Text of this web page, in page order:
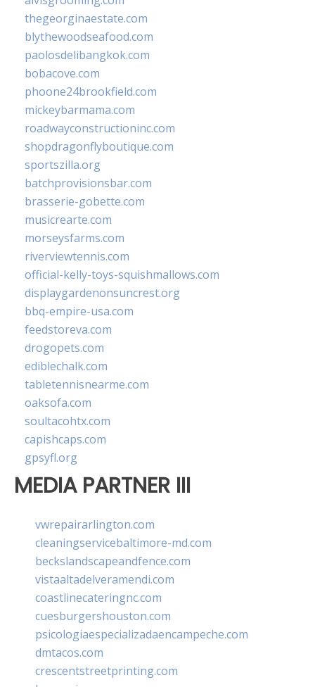
thegeorginaestate.com
blythewoodseafood.com
paolosdelibangkok.com
bobacove.com
phoone24brookfield.com
mickeybarmama.com
roadwayconstructioninc.com
shopdragonflyboutique.com
sportszilla.org
batchprovisionsbar.com
brasserie-gobette.com
musicrearte.com
morseysfarms.com
riverviewtennis.com
official-kelly-toys-squishmallows.com
displaygardenonsuncrest.org
bbq-empire-usa.com
feedstoreva.com
drogopets.com
ediblechalk.com
tabletennisnearme.com
oaksofa.com
soultacohtx.com
capishcaps.com
gpsyfl.org
MEDIA PARTNER III
vwrepairarlington.com
cleaningservicebaltimore-md.com
beckslandscapeandfence.com
vistaaltadelveramendi.com
coastlinecateringnc.com
cuesburgershouston.com
psicologiaespecializadaencampeche.com
dmtacos.com
crescentstreetprinting.com